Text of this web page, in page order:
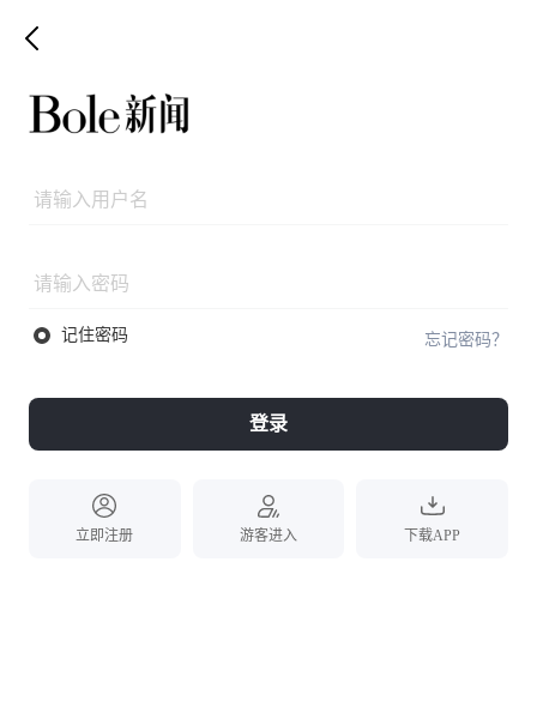
记住密码 忘记密码？
登录
立即注册 游客进入 下载APP